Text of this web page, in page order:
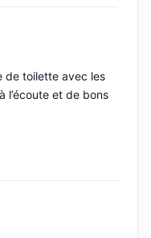
de toilette avec les
l’écoute et de bons